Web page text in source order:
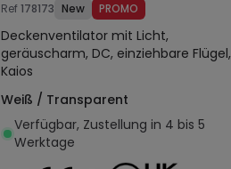
Ref178173 New PROMO
Deckenventilator mit Licht,
geräuscharm, DC, einziehbare Flügel,
Kaios
Weiß / Transparent
Verfügbar, Zustellung in 4 bis 5
Werktage